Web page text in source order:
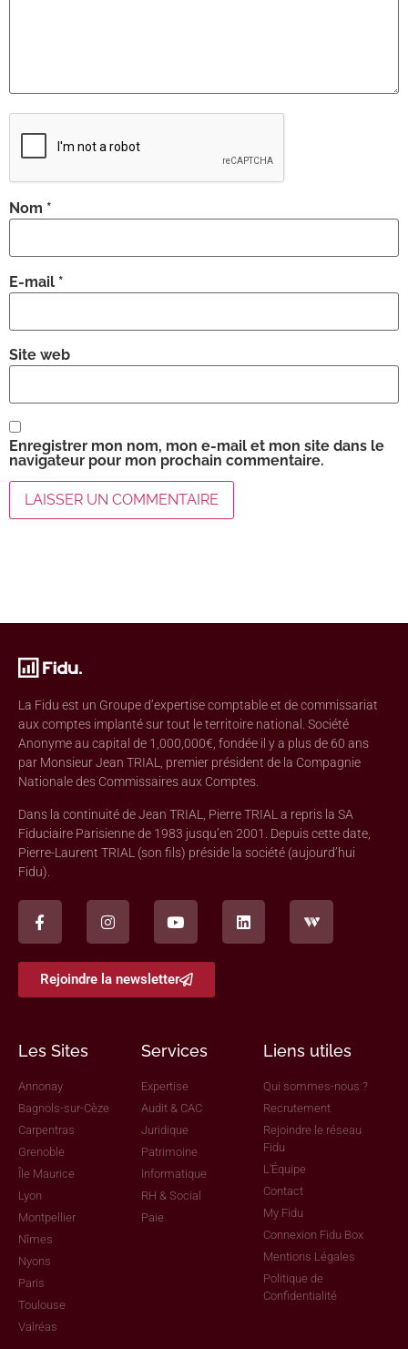
Nom *
E-mail *
Site web
Enregistrer mon nom, mon e-mail et mon site dans le
navigateur pour mon prochain commentaire.
La Fidu est un Groupe d’expertise comptable et de commissariat
aux comptes implanté sur tout le territoire national. Société
Anonyme au capital de 1,000,000€, fondée il y a plus de 60 ans
par Monsieur Jean TRIAL, premier président de la Compagnie
Nationale des Commissaires aux Comptes.
Dans la continuité de Jean TRIAL, Pierre TRIAL a repris la SA
Fiduciaire Parisienne de 1983 jusqu’en 2001. Depuis cette date,
Pierre-Laurent TRIAL (son fils) préside la société (aujourd’hui
Fidu).
Rejoindre la newsletter
Les Sites
Annonay
Bagnols-sur-Cèze
Carpentras
Grenoble
Île Maurice
Lyon
Montpellier
Nîmes
Nyons
Paris
Toulouse
Valréas
Services
Expertise
Audit & CAC
Juridique
Patrimoine
Informatique
RH & Social
Paie
Liens utiles
Qui sommes-nous ?
Recrutement
Rejoindre le réseau
Fidu
L'Équipe
Contact
My Fidu
Connexion Fidu Box
Mentions Légales
Politique de
Confidentialité